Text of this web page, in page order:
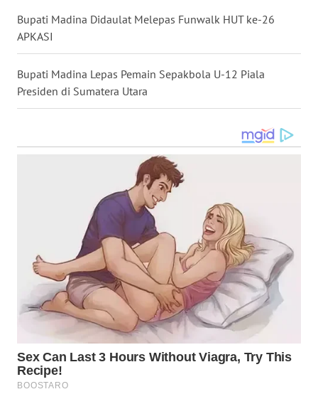
Bupati Madina Didaulat Melepas Funwalk HUT ke-26
APKASI
Bupati Madina Lepas Pemain Sepakbola U-12 Piala
Presiden di Sumatera Utara
WN
TANJUNG
LESUNG
WN
KARO
WN
LABUHANBATU
TAPANULI
TENGAH
WN DELI
WN
TEBING